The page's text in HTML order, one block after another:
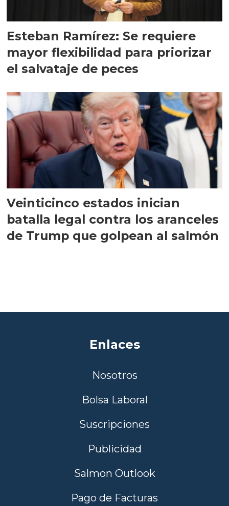
Esteban Ramírez: Se requiere
mayor flexibilidad para priorizar
el salvataje de peces
Veinticinco estados inician
batalla legal contra los aranceles
de Trump que golpean al salmón
Enlaces
Nosotros
Bolsa Laboral
Suscripciones
Publicidad
Salmon Outlook
Pago de Facturas